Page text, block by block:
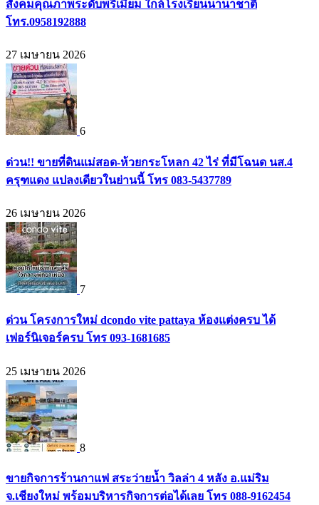
สังคมคุณภาพระดับพรีเมียม ใกล้โรงเรียนนานาชาติ
โทร.0958192888
27 เมษายน 2026
6
ด่วน!! ขายที่ดินแม่สอด-ห้วยกระโหลก 42 ไร่ ที่มีโฉนด นส.4
ครุฑแดง แปลงเดียวในย่านนี้ โทร 083-5437789
26 เมษายน 2026
7
ด่วน โครงการใหม่ dcondo vite pattaya ห้องแต่งครบ ได้
เฟอร์นิเจอร์ครบ โทร 093-1681685
25 เมษายน 2026
8
ขายกิจการร้านกาแฟ สระว่ายน้ำ วิลล่า 4 หลัง อ.แม่ริม
จ.เชียงใหม่ พร้อมบริหารกิจการต่อได้เลย โทร 088-9162454